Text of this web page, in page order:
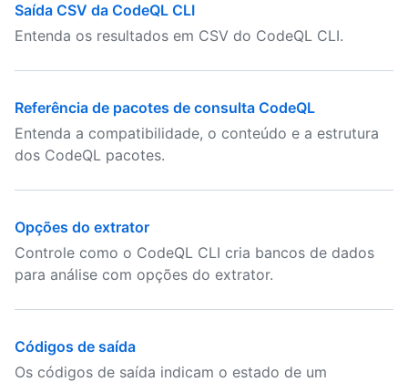
Saída CSV da CodeQL CLI
Entenda os resultados em CSV do CodeQL CLI.
Referência de pacotes de consulta CodeQL
Entenda a compatibilidade, o conteúdo e a estrutura
dos CodeQL pacotes.
Opções do extrator
Controle como o CodeQL CLI cria bancos de dados
para análise com opções do extrator.
Códigos de saída
Os códigos de saída indicam o estado de um